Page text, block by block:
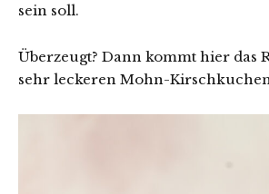
sein soll.
Überzeugt? Dann kommt hier das
sehr leckeren Mohn-